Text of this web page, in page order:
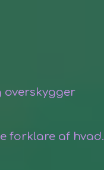
overskygger
forklare af hvad.